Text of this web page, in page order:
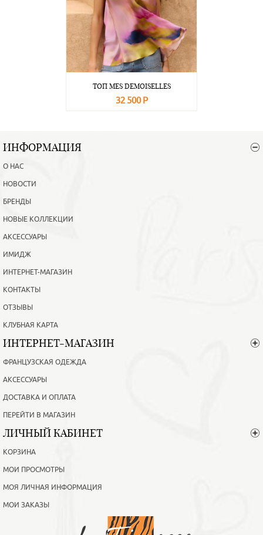
ТОП MES DEMOISELLES
32 500 Р
ИНФОРМАЦИЯ
О НАС
НОВОСТИ
БРЕНДЫ
НОВЫЕ КОЛЛЕКЦИИ
АКСЕССУАРЫ
ИМИДЖ
ИНТЕРНЕТ-МАГАЗИН
КОНТАКТЫ
ОТЗЫВЫ
КЛУБНАЯ КАРТА
ИНТЕРНЕТ-МАГАЗИН
ФРАНЦУЗСКАЯ ОДЕЖДА
АКСЕССУАРЫ
ДОСТАВКА И ОПЛАТА
ПЕРЕЙТИ В МАГАЗИН
ЛИЧНЫЙ КАБИНЕТ
КОРЗИНА
МОИ ПРОСМОТРЫ
МОЯ ЛИЧНАЯ ИНФОРМАЦИЯ
МОИ ЗАКАЗЫ